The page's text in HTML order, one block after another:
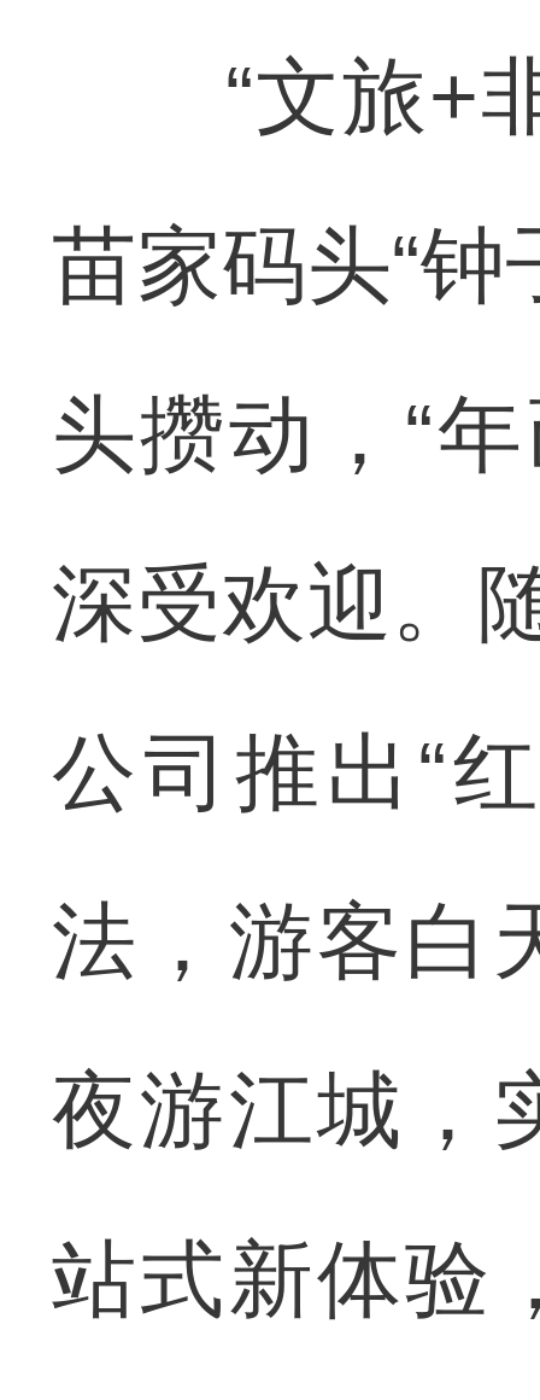
“文旅+非
苗家码头“
头攒动，“
深受欢迎。
公司推出“
法，游客白
夜游江城，
站式新体验